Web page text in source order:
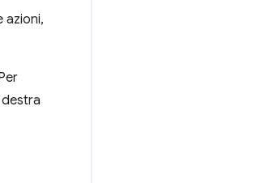
azioni,